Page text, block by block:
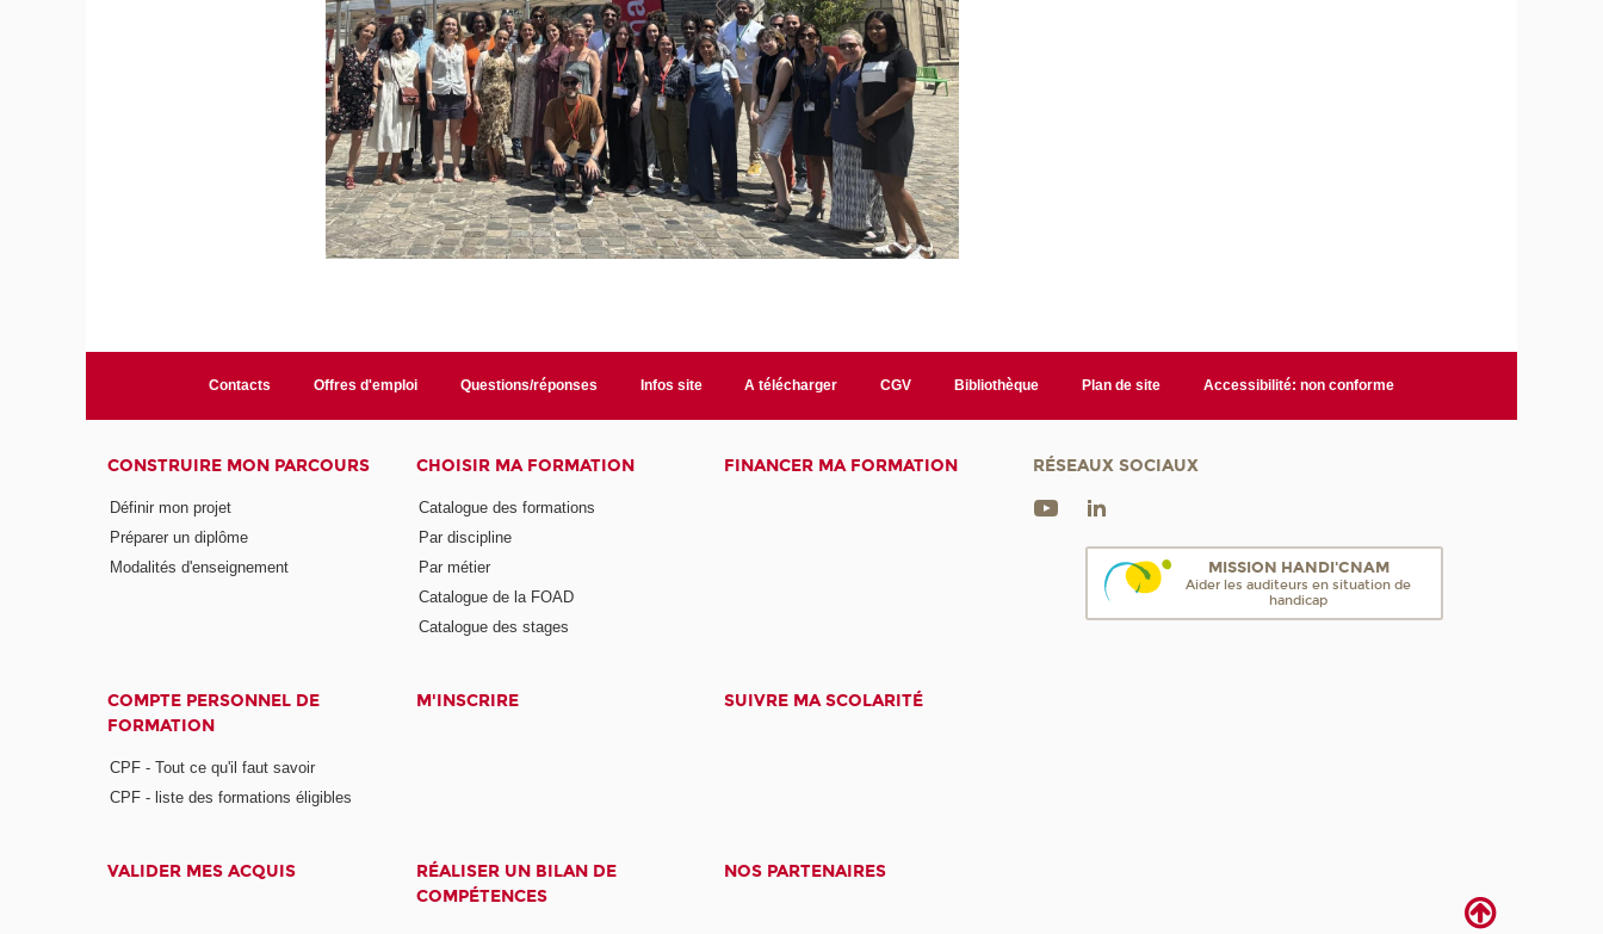
Contacts Offres d'emploi Questions/réponses Infos site A télécharger CGV Bibliothèque Plan de site Accessibilité: non conforme
CONSTRUIRE MON PARCOURS
Définir mon projet
Préparer un diplôme
Modalités d'enseignement
CHOISIR MA FORMATION
Catalogue des formations
Par discipline
Par métier
Catalogue de la FOAD
Catalogue des stages
FINANCER MA FORMATION
COMPTE PERSONNEL DE
FORMATION
CPF - Tout ce qu'il faut savoir
CPF - liste des formations éligibles
M'INSCRIRE SUIVRE MA SCOLARITÉ
VALIDER MES ACQUIS
RÉALISER UN BILAN DE
COMPÉTENCES
NOS PARTENAIRES
RÉSEAUX SOCIAUX
MISSION HANDI'CNAM
Aider les auditeurs en situation de
handicap